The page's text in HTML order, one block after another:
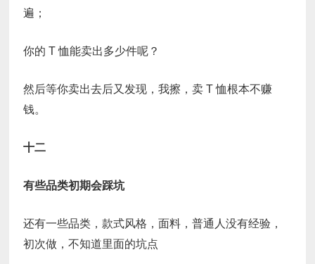
遍；
你的 T 恤能卖出多少件呢？
然后等你卖出去后又发现，我擦，卖 T 恤根本不赚
钱。
十二
有些品类初期会踩坑
还有一些品类，款式风格，面料，普通人没有经验，
初次做，不知道里面的坑点